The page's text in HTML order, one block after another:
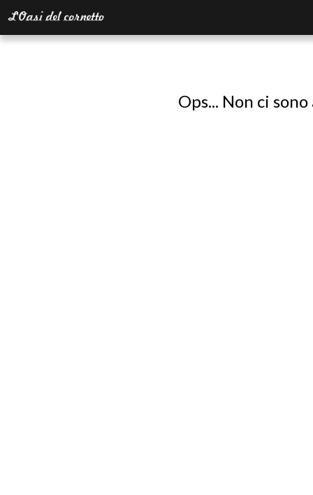
Ops... Non ci